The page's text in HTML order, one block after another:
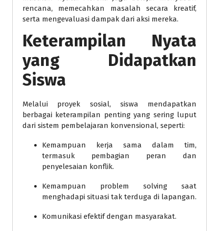
rencana, memecahkan masalah secara kreatif,
serta mengevaluasi dampak dari aksi mereka.
Keterampilan Nyata
yang Didapatkan
Siswa
Melalui proyek sosial, siswa mendapatkan
berbagai keterampilan penting yang sering luput
dari sistem pembelajaran konvensional, seperti:
Kemampuan kerja sama dalam tim,
termasuk pembagian peran dan
penyelesaian konflik.
Kemampuan problem solving saat
menghadapi situasi tak terduga di lapangan.
Komunikasi efektif dengan masyarakat.